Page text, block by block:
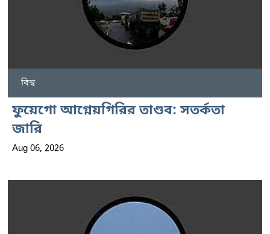
বিশ্ব
ফুয়েগো আগ্নেয়গিরির তাণ্ডব: সতর্কতা
জারি
Aug 06, 2026